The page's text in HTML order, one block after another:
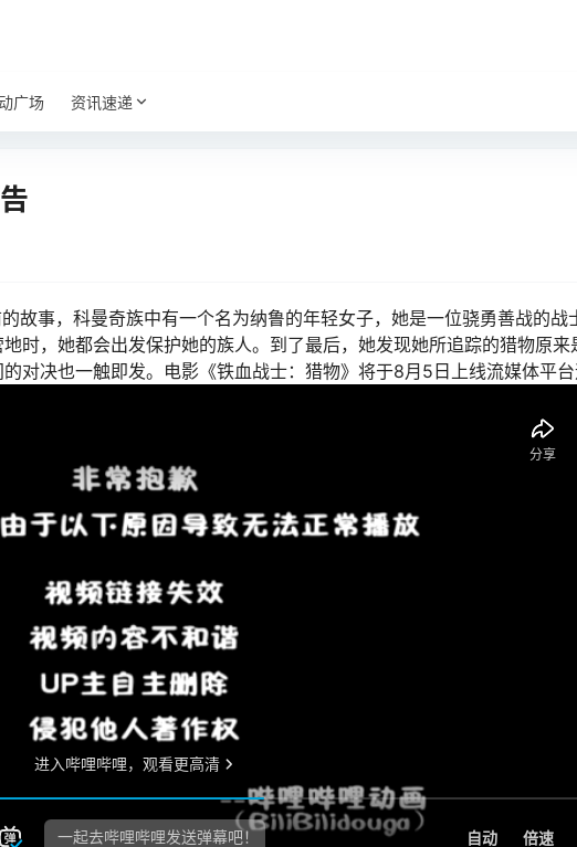
广场 资讯速递
故事，科曼奇族中有一个名为纳鲁的年轻女子，她是一位骁勇善战的战
时，她都会出发保护她的族人。到了最后，她发现她所追踪的猎物原来
对决也一触即发。电影《铁血战士：猎物》将于8月5日上线流媒体平台